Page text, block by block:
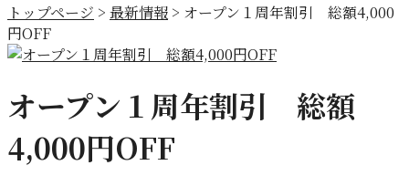
トップページ > 最新情報 > オープン１周年割引 総額4,000
円OFF
オープン１周年割引 総額
4,000円OFF